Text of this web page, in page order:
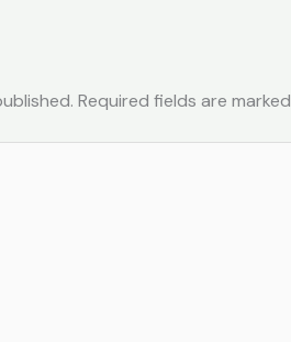
Required fields are marked